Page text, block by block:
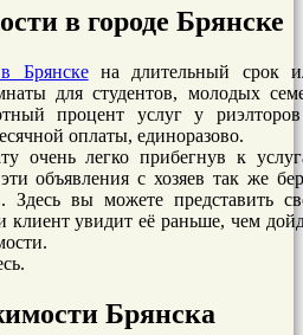
в городе Брянске
Брянскена длительный срок
для студентов, молодых
процент услуг у
оплаты, единоразово.
очень легко прибегнув к
объявления с хозяев так же
Здесь вы можете представить
клиент увидит её раньше, чем
Брянска